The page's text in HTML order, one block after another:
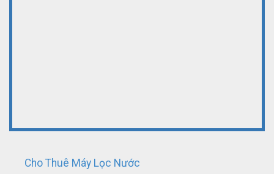
Cho Thuê Máy Lọc Nước